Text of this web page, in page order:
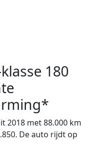
180
2018 met 88.000 km
De auto rijdt op